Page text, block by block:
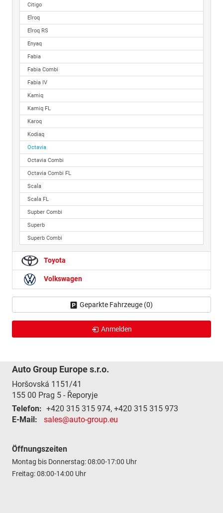
Citigo
Elroq
Elroq RS
Enyaq
Fabia
Fabia Combi
Fabia IV
Kamiq
Kamiq FL
Karoq
Kodiaq
Octavia
Octavia Combi
Octavia Combi FL
Scala
Scala FL
Supber Combi
Superb
Superb Combi
Toyota
Volkswagen
Geparkte Fahrzeuge (0)
Anmelden
Auto Group Europe s.r.o.
Horšovská 1151/41
155 00 Prag 5 - Řeporyje
Telefon: +420 315 315 974, +420 315 315 973
E-Mail:
sales@auto-group.eu
Öffnungszeiten
Montag bis Donnerstag: 08:00-17:00 Uhr
Freitag: 08:00-14:00 Uhr